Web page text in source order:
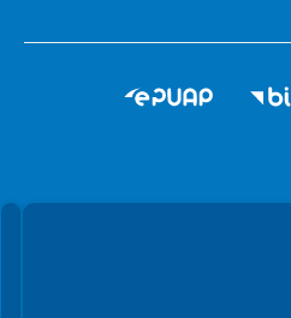
Spełniamy standardy WCAG 2.2
Spełniamy standardy W3C